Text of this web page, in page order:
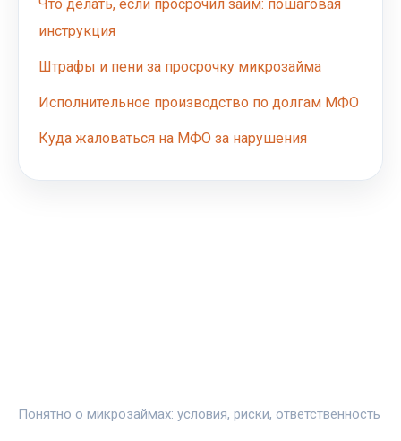
Что делать, если просрочил займ: пошаговая
инструкция
Штрафы и пени за просрочку микрозайма
Исполнительное производство по долгам МФО
Куда жаловаться на МФО за нарушения
Понятно о микрозаймах: условия, риски, ответственность